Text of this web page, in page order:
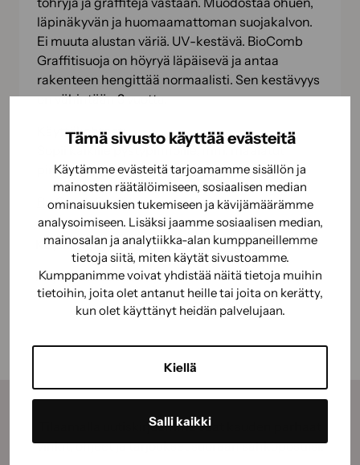
Tämä sivusto käyttää evästeitä
Käytämme evästeitä tarjoamamme sisällön ja
mainosten räätälöimiseen, sosiaalisen median
ominaisuuksien tukemiseen ja kävijämäärämme
analysoimiseen. Lisäksi jaamme sosiaalisen median,
mainosalan ja analytiikka-alan kumppaneillemme
tietoja siitä, miten käytät sivustoamme.
Kumppanimme voivat yhdistää näitä tietoja muihin
tietoihin, joita olet antanut heille tai joita on kerätty,
kun olet käyttänyt heidän palvelujaan.
Kiellä
Salli kaikki
läpinäkyvän ja huomaamattoman suojakalvon.
Ei muuta alustan väriä. UV-kestävä. BioComb
Graffitisuoja on höyryä läpäisevä ja antaa
rakenteen hengittää normaalisti. Sen kestävyys
on vähintään 3 vuotta.
Käyttökohteet:
Sopii kaikille pystypinnoille, mm. maalatut
pinnat, tiili, betoni, metalli ja muovi.
BioComb Graffitisuoja tuotekortti
Käyttöohje
Käyttöturvallisuus
Tilaamalla uutiskirjeemme saat kauden parhaat
vinkit, ohjeet ja tarjoukset suoraan sähköpostiisi.